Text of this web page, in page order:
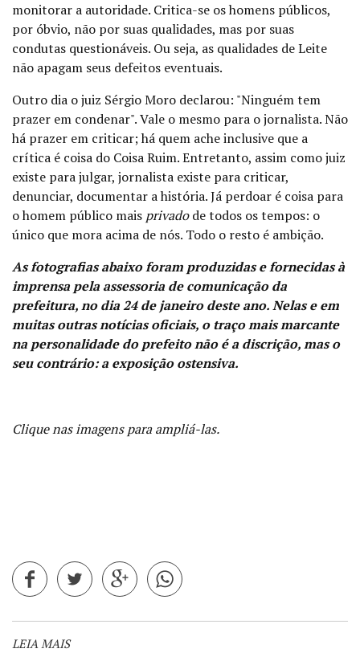
monitorar a autoridade. Critica-se os homens públicos,
por óbvio, não por suas qualidades, mas por suas
condutas questionáveis. Ou seja, as qualidades de Leite
não apagam seus defeitos eventuais.
Outro dia o juiz Sérgio Moro declarou: "Ninguém tem
prazer em condenar". Vale o mesmo para o jornalista. Não
há prazer em criticar; há quem ache inclusive que a
crítica é coisa do Coisa Ruim. Entretanto, assim como juiz
existe para julgar, jornalista existe para criticar,
denunciar, documentar a história. Já perdoar é coisa para
o homem público mais privadode todos os tempos: o
único que mora acima de nós. Todo o resto é ambição.
As fotografias abaixo foram produzidas e fornecidas à
imprensa pela assessoria de comunicação da
prefeitura, no dia 24 de janeiro deste ano. Nelas e em
muitas outras notícias oficiais, o traço mais marcante
na personalidade do prefeito não é a discrição, mas o
seu contrário: a exposição ostensiva.
Clique nas imagens para ampliá-las.
LEIA MAIS